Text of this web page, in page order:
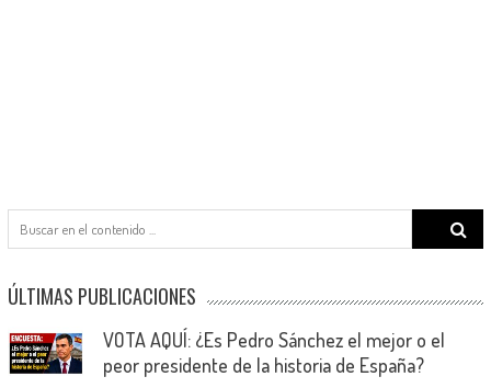
Search
for:
ÚLTIMAS PUBLICACIONES
VOTA AQUÍ: ¿Es Pedro Sánchez el mejor o el
peor presidente de la historia de España?